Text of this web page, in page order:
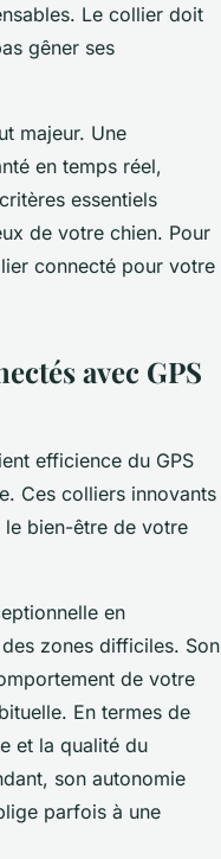
Le collier doit
gêner ses
majeur. Une
en temps réel,
essentiels
de votre chien. Pour
connecté pour votre
avec GPS
efficience du GPS
Ces colliers innovants
bien-être de votre
en
zones difficiles. Son
de votre
En termes de
et la qualité du
son autonomie
parfois à une